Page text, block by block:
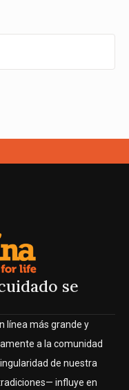
se
línea más grande y
a la comunidad
de nuestra
influye en